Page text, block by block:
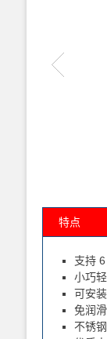
特点
支持
小巧
可安
免润
不锈